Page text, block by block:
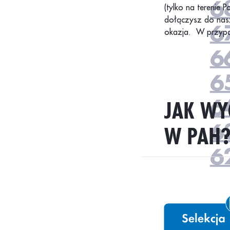
(tylko na terenie
dołączysz do
okazja. W
JAK
W